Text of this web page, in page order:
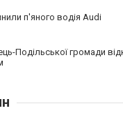
п'яного водія Audi
Подільської громади